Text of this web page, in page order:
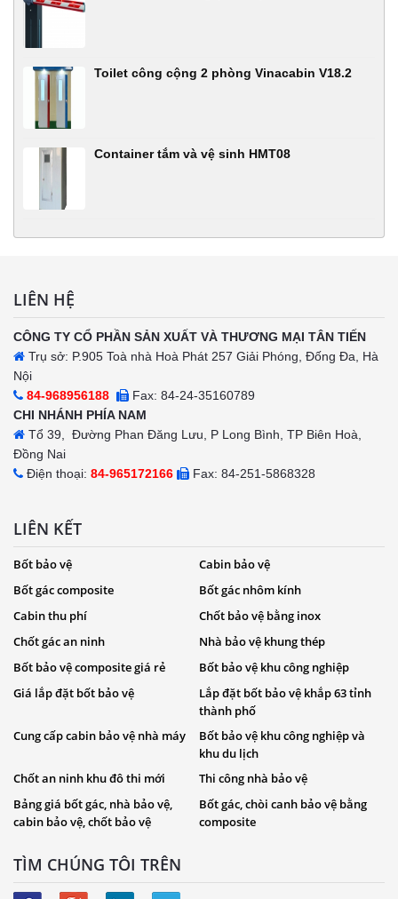
Toilet công cộng 2 phòng Vinacabin V18.2
Container tắm và vệ sinh HMT08
LIÊN HỆ
CÔNG TY CỔ PHẦN SẢN XUẤT VÀ THƯƠNG MẠI TÂN TIẾN
Trụ sở: P.905 Toà nhà Hoà Phát 257 Giải Phóng, Đống Đa, Hà
Nội
84-968956188
Fax: 84-24-35160789
CHI NHÁNH PHÍA NAM
Tổ 39, Đường Phan Đăng Lưu, P Long Bình, TP Biên Hoà,
Đồng Nai
Điện thoại: 84-965172166 Fax: 84-251-5868328
LIÊN KẾT
Bốt bảo vệ
Cabin bảo vệ
Bốt gác composite
Bốt gác nhôm kính
Cabin thu phí
Chốt bảo vệ bằng inox
Chốt gác an ninh
Nhà bảo vệ khung thép
Bốt bảo vệ composite giá rẻ
Bốt bảo vệ khu công nghiệp
Giá lắp đặt bốt bảo vệ
Lắp đặt bốt bảo vệ khắp 63 tỉnh
thành phố
Cung cấp cabin bảo vệ nhà máy Bốt bảo vệ khu công nghiệp và
khu du lịch
Chốt an ninh khu đô thi mới
Thi công nhà bảo vệ
Bảng giá bốt gác, nhà bảo vệ,
cabin bảo vệ, chốt bảo vệ
Bốt gác, chòi canh bảo vệ bằng
composite
TÌM CHÚNG TÔI TRÊN